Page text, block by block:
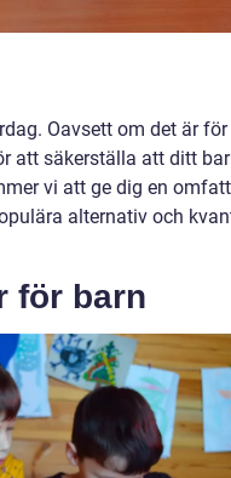
Oavsett om det är
att säkerställa att ditt
vi att ge dig en
alternativ och
för barn